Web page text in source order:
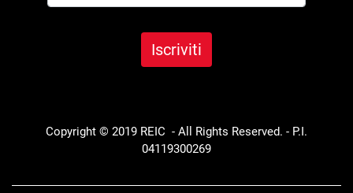
Copyright © 2019 REIC - All Rights Reserved. - P.I.
04119300269